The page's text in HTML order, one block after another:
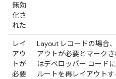
無効
化さ
れた
レイ
アウ
トが
必要
Layout レコードの場合
アウトが必要とマーク
はデベロッパー コード
ルートを再レイアウトす